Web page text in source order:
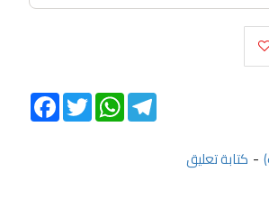
- كتابة تعليق
FacebookTwitter
WhatsAppTelegram